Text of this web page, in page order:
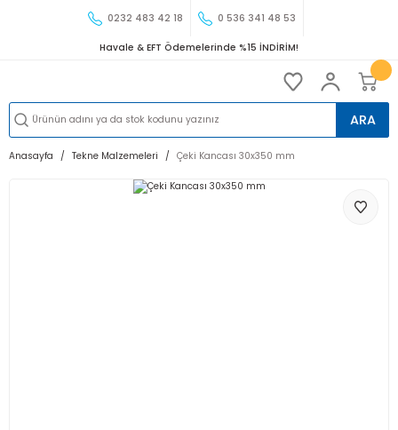
0232 483 42 18 0 536 341 48 53
Havale & EFT Ödemelerinde %15 İNDİRİM!
ARA
Anasayfa Tekne Malzemeleri Çeki Kancası 30x350 mm